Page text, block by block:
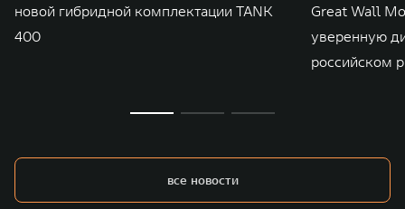
новой гибридной комплектации TANK
400
Great Wall
уверенную
российском
все новости